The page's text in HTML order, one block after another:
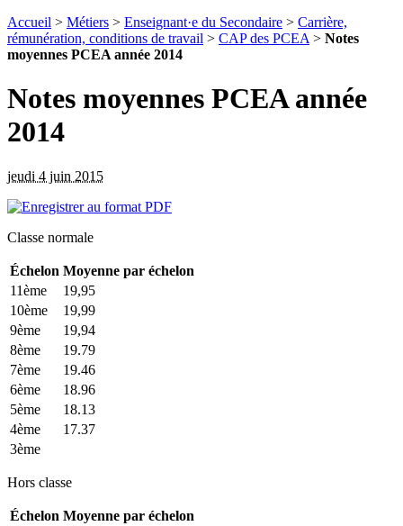
Accueil > Métiers > Enseignant·e du Secondaire > Carrière,
rémunération, conditions de travail > CAP des PCEA > Notes
moyennes PCEA année 2014
Notes moyennes PCEA année
2014
jeudi 4 juin 2015
Classe normale
Échelon Moyenne par échelon
11ème
19,95
10ème
19,99
9ème
19,94
8ème
19.79
7ème
19.46
6ème
18.96
5ème
18.13
4ème
17.37
3ème
Hors classe
Échelon Moyenne par échelon